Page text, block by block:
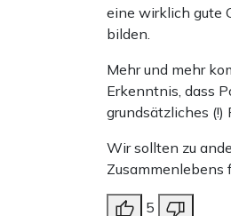
eine wirklich gute
bilden.
Mehr und mehr
Erkenntnis, dass
grundsätzliches (!)
Wir sollten zu
Zusammenlebens
5